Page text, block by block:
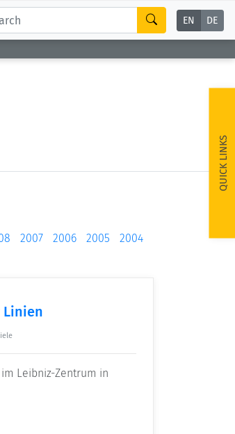
EN DE
QUICK LINKS
2007 2006 2005
2004
Leibniz-Zentrum in